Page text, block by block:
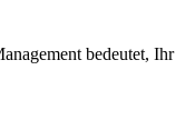
bedeutet, Ihr